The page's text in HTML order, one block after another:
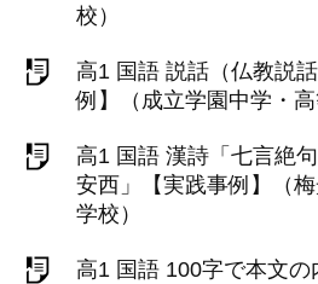
校）
高1 国語 説話（仏教説
例】（成立学園中学・高
高1 国語 漢詩「七言絶
安西」【実践事例】（
学校）
高1 国語 100字で本文の